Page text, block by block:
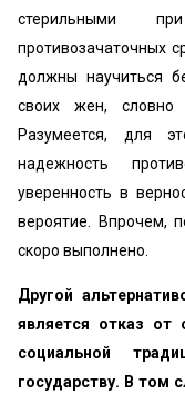
стерильными
противозачаточных
должны научиться
своих жен,
Разумеется, для
надежность
уверенность в
вероятие. Впрочем,
скоро выполнено.
Другой
является отказ от
социальной
государству. В том